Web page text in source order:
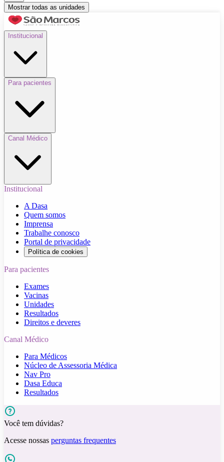
Mostrar todas as unidades
Institucional
Para pacientes
Canal Médico
Institucional
A Dasa
Quem somos
Imprensa
Trabalhe conosco
Portal de privacidade
Política de cookies
Para pacientes
Exames
Vacinas
Unidades
Resultados
Direitos e deveres
Canal Médico
Para Médicos
Núcleo de Assessoria Médica
Nav Pro
Dasa Educa
Resultados
Você tem dúvidas?
Acesse nossas perguntas frequentes